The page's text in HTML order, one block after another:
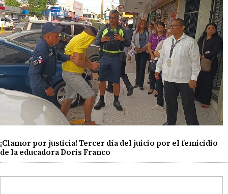
¡Clamor por justicia! Tercer día del juicio por el femicidio
de la educadora Doris Franco